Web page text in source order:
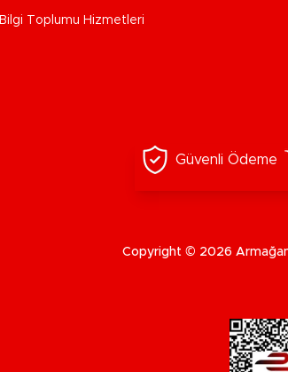
Bilgi Toplumu Hizmetleri
Güvenli Ödeme
Copyright © 2026